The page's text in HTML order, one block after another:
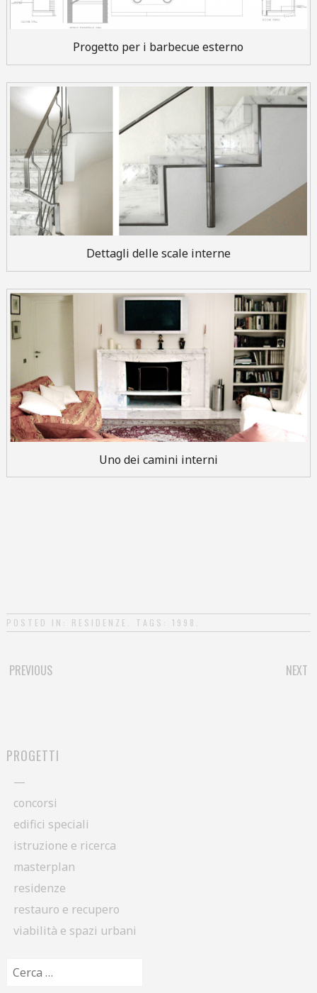
Progetto per i barbecue esterno
Dettagli delle scale interne
Uno dei camini interni
POSTED IN: RESIDENZE . TAGS: 1998 .
PREVIOUS NEXT
PROGETTI
—
concorsi
edifici speciali
istruzione e ricerca
masterplan
residenze
restauro e recupero
viabilità e spazi urbani
Ricerca per: